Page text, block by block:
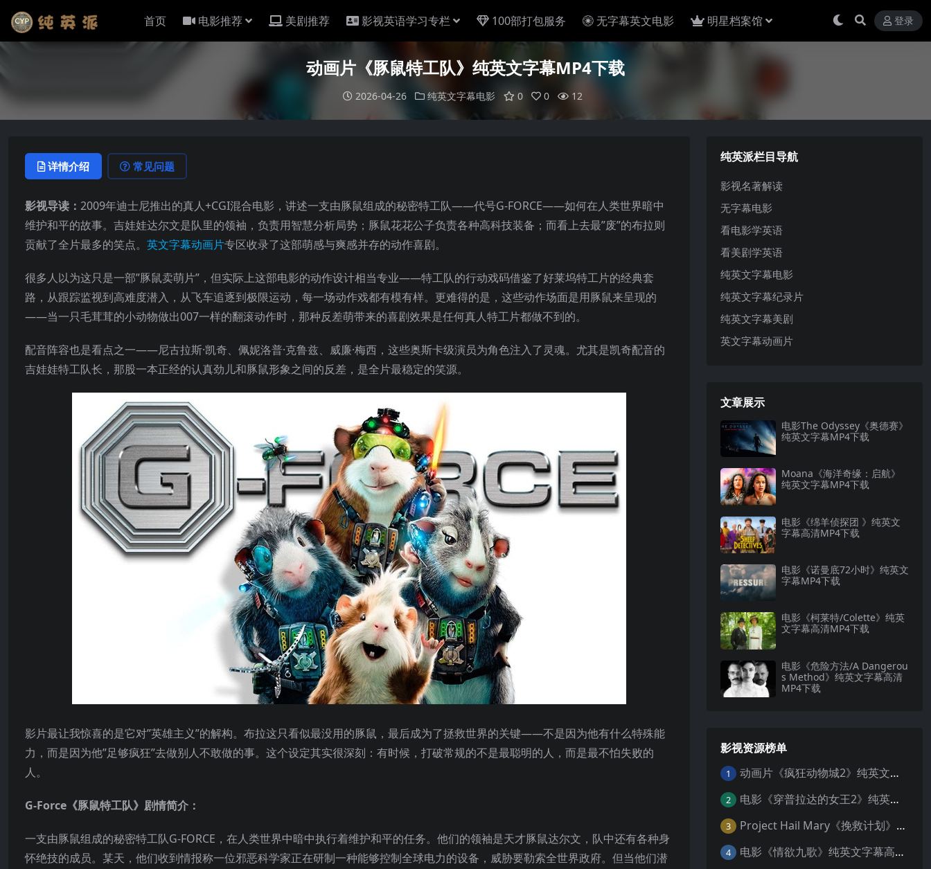
首页 电影推荐 美剧推荐 影视英语学习专栏 100部打包服务 无字幕英文电影 明星档案馆 登录
动画片《豚鼠特工队》纯英文字幕MP4下载
2026-04-26 纯英文字幕电影 0 0 12
详情介绍 常见问题
影视导读： 2009年迪士尼推出的真人+CGI混合电影，讲述一支由豚鼠组成的秘密特工队——代号G-FORCE——如何在人类世界暗中
维护和平的故事。吉娃娃达尔文是队里的领袖，负责用智慧分析局势；豚鼠花花公子负责各种高科技装备；而看上去最”废”的布拉则
贡献了全片最多的笑点。 英文字幕动画片专区收录了这部萌感与爽感并存的动作喜剧。
很多人以为这只是一部”豚鼠卖萌片”，但实际上这部电影的动作设计相当专业——特工队的行动戏码借鉴了好莱坞特工片的经典套
路，从跟踪监视到高难度潜入，从飞车追逐到极限运动，每一场动作戏都有模有样。更难得的是，这些动作场面是用豚鼠来呈现的
——当一只毛茸茸的小动物做出007一样的翻滚动作时，那种反差萌带来的喜剧效果是任何真人特工片都做不到的。
配音阵容也是看点之一——尼古拉斯·凯奇、佩妮洛普·克鲁兹、威廉·梅西，这些奥斯卡级演员为角色注入了灵魂。尤其是凯奇配音的
吉娃娃特工队长，那股一本正经的认真劲儿和豚鼠形象之间的反差，是全片最稳定的笑源。
影片最让我惊喜的是它对”英雄主义”的解构。布拉这只看似最没用的豚鼠，最后成为了拯救世界的关键——不是因为他有什么特殊能
力，而是因为他”足够疯狂”去做别人不敢做的事。这个设定其实很深刻：有时候，打破常规的不是最聪明的人，而是最不怕失败的
人。
G-Force《豚鼠特工队》剧情简介：
一支由豚鼠组成的秘密特工队G-FORCE，在人类世界中暗中执行着维护和平的任务。他们的领袖是天才豚鼠达尔文，队中还有各种身
怀绝技的成员。某天，他们收到情报称一位邪恶科学家正在研制一种能够控制全球电力的设备，威胁要勒索全世界政府。但当他们潜
纯英派栏目导航
影视名著解读
无字幕电影
看电影学英语
看美剧学英语
纯英文字幕电影
纯英文字幕纪录片
纯英文字幕美剧
英文字幕动画片
文章展示
电影The Odyssey《奥德赛》
纯英文字幕MP4下载
Moana《海洋奇缘：启航》
纯英文字幕MP4下载
电影《绵羊侦探团 》纯英文
字幕高清MP4下载
电影《诺曼底72小时》纯英文
字幕MP4下载
电影《柯莱特/Colette》纯英
文字幕高清MP4下载
电影《危险方法/A Dangerou
s Method》纯英文字幕高清
MP4下载
影视资源榜单
1 动画片《疯狂动物城2》纯英文字幕MP4下载
2 电影《穿普拉达的女王2》纯英文字幕MP4下载
3 Project Hail Mary《挽救计划》纯英文字幕科幻电影MP4下载
4 电影《情欲九歌》纯英文字幕高清MP4下载